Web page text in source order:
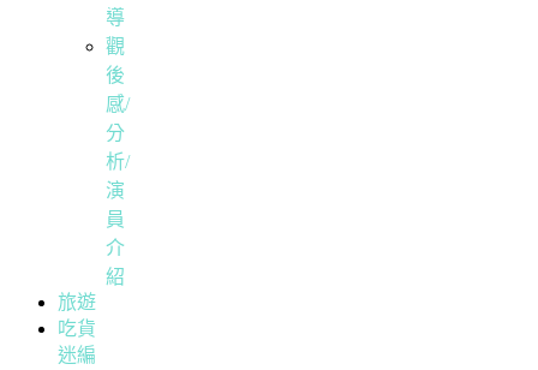
導
觀
後
感/
分
析/
演
員
介
紹
旅遊
吃貨
迷編